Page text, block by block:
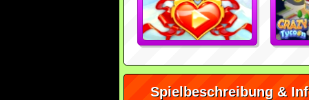
Spielbeschreibung &